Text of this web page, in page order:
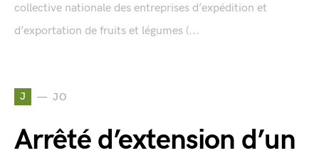
collective nationale des entreprises d’expédition et
d’exportation de fruits et légumes (...
J JO
Arrêté d’extension d’un